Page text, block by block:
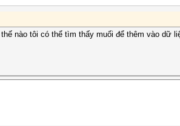
nào tôi có thể tìm thấy muối để thêm vào dữ